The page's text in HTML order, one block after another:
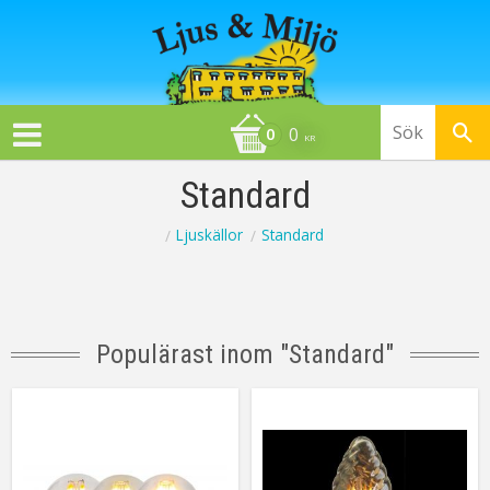
0 KR
Standard
Ljuskällor Standard
Populärast inom "Standard "